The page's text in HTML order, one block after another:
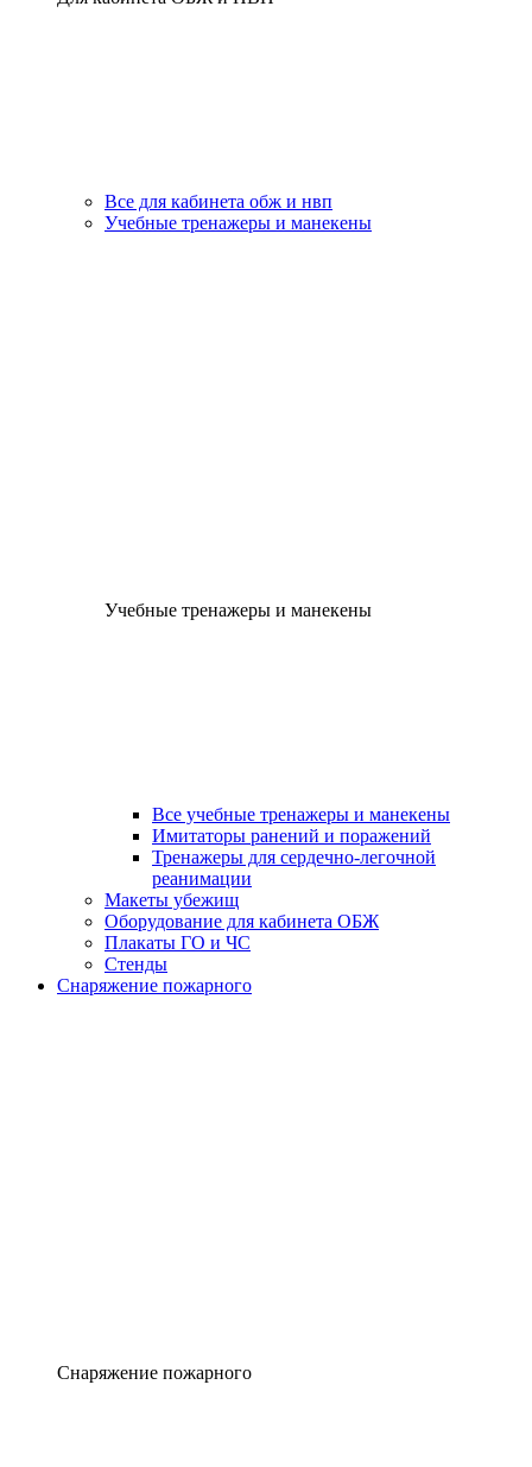
Все для кабинета обж и нвп
Учебные тренажеры и манекены
Учебные тренажеры и манекены
Все учебные тренажеры и манекены
Имитаторы ранений и поражений
Тренажеры для сердечно-легочной
реанимации
Макеты убежищ
Оборудование для кабинета ОБЖ
Плакаты ГО и ЧС
Стенды
Снаряжение пожарного
Снаряжение пожарного